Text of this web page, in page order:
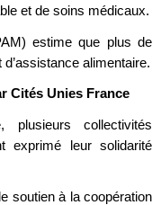
et de soins médicaux.
estime que plus de
alimentaire.
Cités Unies France
plusieurs collectivités
exprimé leur solidarité
soutien à la coopération